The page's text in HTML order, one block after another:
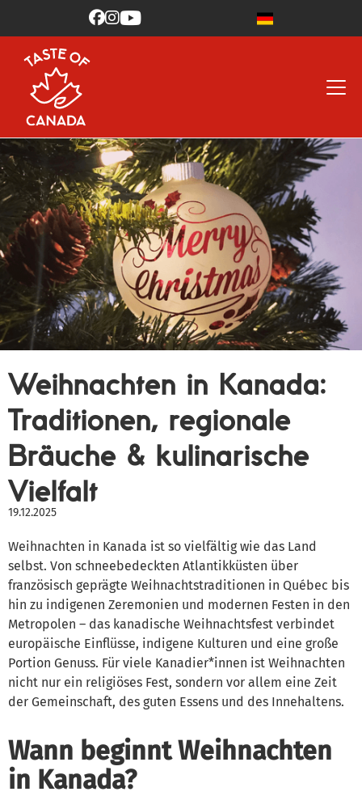

Weihnachten in Kanada:
Traditionen, regionale
Bräuche & kulinarische
Vielfalt
19.12.2025
Weihnachten in Kanada ist so vielfältig wie das Land
selbst. Von schneebedeckten Atlantikküsten über
französisch geprägte Weihnachtstraditionen in Québec bis
hin zu indigenen Zeremonien und modernen Festen in den
Metropolen – das kanadische Weihnachtsfest verbindet
europäische Einflüsse, indigene Kulturen und eine große
Portion Genuss. Für viele Kanadier*innen ist Weihnachten
nicht nur ein religiöses Fest, sondern vor allem eine Zeit
der Gemeinschaft, des guten Essens und des Innehaltens.
Wann beginnt Weihnachten
in Kanada?